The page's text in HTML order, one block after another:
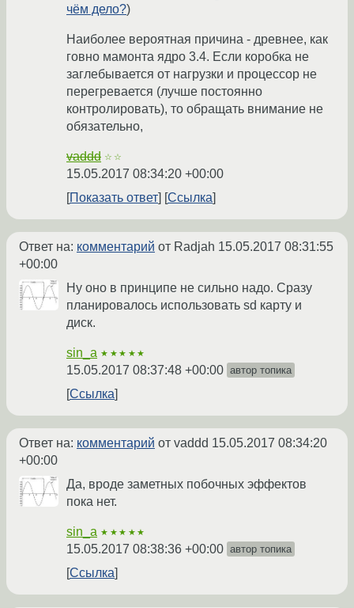
чём дело?)
Наиболее вероятная причина - древнее, как
говно мамонта ядро 3.4. Если коробка не
заглебывается от нагрузки и процессор не
перегревается (лучше постоянно
контролировать), то обращать внимание не
обязательно,
vaddd ☆☆
15.05.2017 08:34:20 +00:00
Показать ответ
Ссылка
Ответ на: комментарий от Radjah 15.05.2017 08:31:55
+00:00
Ну оно в принципе не сильно надо. Сразу
планировалось использовать sd карту и
диск.
sin_a ★★★★★
15.05.2017 08:37:48 +00:00 автор топика
Ссылка
Ответ на: комментарий от vaddd 15.05.2017 08:34:20
+00:00
Да, вроде заметных побочных эффектов
пока нет.
sin_a ★★★★★
15.05.2017 08:38:36 +00:00 автор топика
Ссылка